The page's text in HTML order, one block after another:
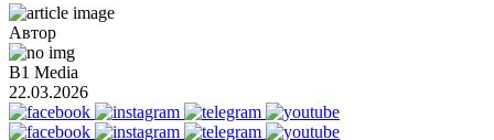
Автор
B1 Media
22.03.2026